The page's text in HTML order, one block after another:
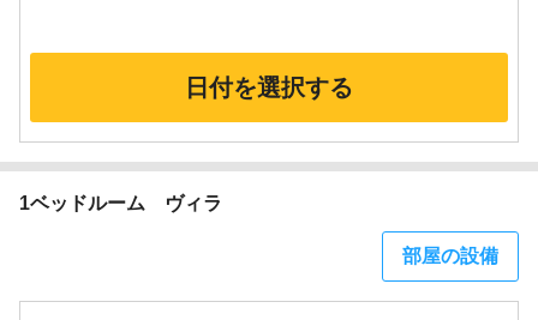
日付を選択する
1ベッドルーム ヴィラ
部屋の設備